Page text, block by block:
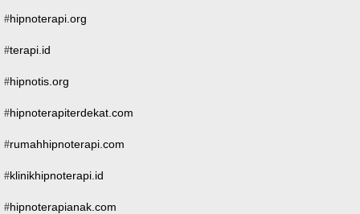
#hipnoterapi.org
#terapi.id
#hipnotis.org
#hipnoterapiterdekat.com
#rumahhipnoterapi.com
#klinikhipnoterapi.id
#hipnoterapianak.com